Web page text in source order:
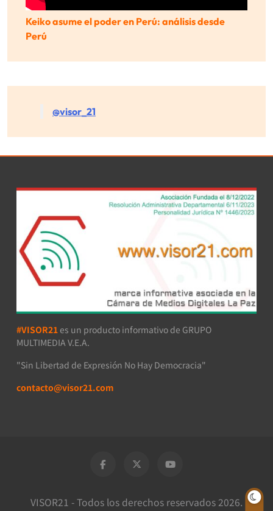
Keiko asume el poder en Perú: análisis desde
Perú
@visor_21
#VISOR21 es un producto informativo de GRUPO
MULTIMEDIA V.E.A.
"Sin Libertad de Expresión No Hay Democracia"
contacto@visor21.com
VISOR21 - Todos los derechos reservados 2026.